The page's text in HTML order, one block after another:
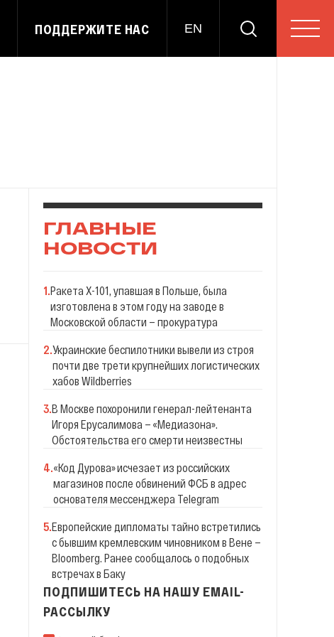
ПОДДЕРЖИТЕ НАС EN
ГЛАВНЫЕ
НОВОСТИ
1.Ракета X-101, упавшая в Польше, была
изготовлена в этом году на заводе в
Московской области — прокуратура
2.Украинские беспилотники вывели из строя
почти две трети крупнейших логистических
хабов Wildberries
3.В Москве похоронили генерал-лейтенанта
Игоря Ерусалимова — «Медиазона».
Обстоятельства его смерти неизвестны
4.«Код Дурова» исчезает из российских
магазинов после обвинений ФСБ в адрес
основателя мессенджера Telegram
5.Европейские дипломаты тайно встретились
с бывшим кремлевским чиновником в Вене —
Bloomberg. Ранее сообщалось о подобных
встречах в Баку
ПОДПИШИТЕСЬ НА НАШУ EMAIL-
РАССЫЛКУ